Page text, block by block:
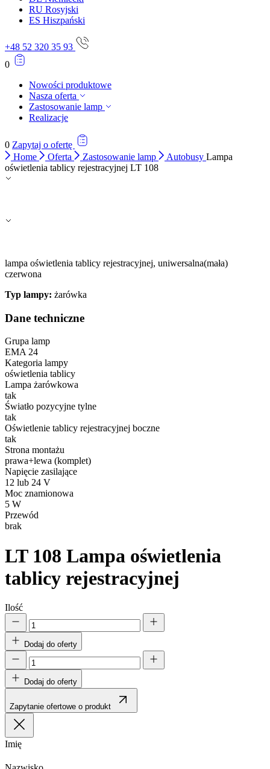
RU Rosyjski
ES Hiszpański
+48 52 320 35 93
0
Nowości produktowe
Nasza oferta
Zastosowanie lamp
Realizacje
0 Zapytaj o ofertę
Home
Oferta Zastosowanie lamp Autobusy Lampa
oświetlenia tablicy rejestracyjnej LT 108
lampa oświetlenia tablicy rejestracyjnej, uniwersalna(mała)
czerwona
Typ lampy: żarówka
Dane techniczne
Grupa lamp
EMA 24
Kategoria lampy
oświetlenia tablicy
Lampa żarówkowa
tak
Światło pozycyjne tylne
tak
Oświetlenie tablicy rejestracyjnej boczne
tak
Strona montażu
prawa+lewa (komplet)
Napięcie zasilające
12 lub 24 V
Moc znamionowa
5 W
Przewód
brak
LT 108 Lampa oświetlenia
tablicy rejestracyjnej
Ilość
Dodaj do oferty
Dodaj do oferty
Zapytanie ofertowe o produkt
Imię